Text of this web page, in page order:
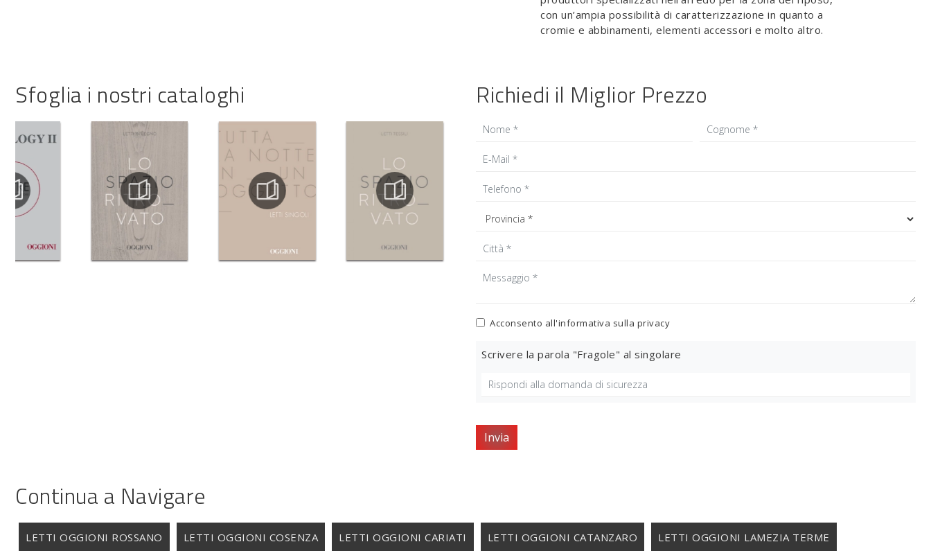
con un’ampia possibilità di caratterizzazione in quanto a
cromie e abbinamenti, elementi accessori e molto altro.
Sfoglia i nostri cataloghi Richiedi il Miglior Prezzo
Acconsento all'informativa sulla privacy
Scrivere la parola "Fragole" al singolare
Invia
Continua a Navigare
LETTI OGGIONI ROSSANO LETTI OGGIONI COSENZA LETTI OGGIONI CARIATI LETTI OGGIONI CATANZARO LETTI OGGIONI LAMEZIA TERME